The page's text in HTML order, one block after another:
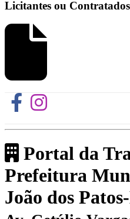
Licitantes ou
Portal da
Prefeitura
João dos